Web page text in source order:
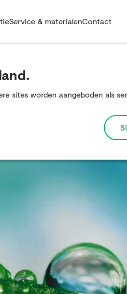
Service & materialenContact
sites worden aangeboden als